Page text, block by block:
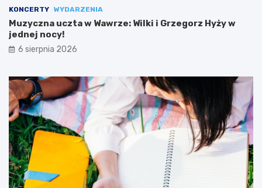
KONCERTY WYDARZENIA
Muzyczna uczta w Wawrze: Wilki i Grzegorz Hyży w
jednej nocy!
6 sierpnia 2026